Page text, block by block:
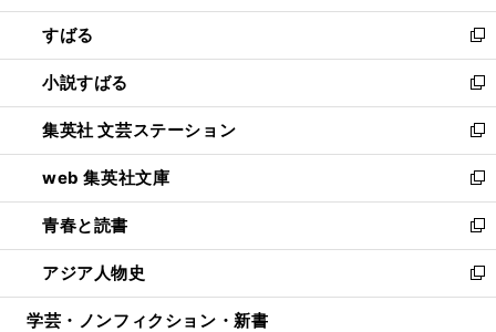
開
く
ウ
で
開
く
ン
ド
ウ
で
開
く
すばる
新
し
い
ウ
ィ
ン
ド
ウ
で
開
く
小説すばる
新
し
い
ウ
ィ
ン
ド
ウ
で
開
集英社 文芸ステーション
新
し
い
ウ
ィ
ン
ド
ウ
web 集英社文庫
新
し
い
ウ
ィ
ン
青春と読書
新
し
い
ウ
アジア人物史
新
し
学芸・ノンフィクション・新書